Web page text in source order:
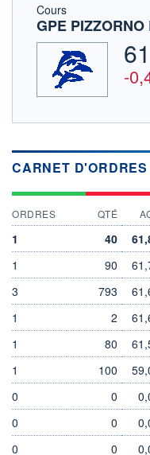
Cours
GPE PIZZORNO
-
EURONEXT PARIS
Cotation sur les autres
11h06
Services de traitement
d'élimination des
OUVERTURE
62,0000
62,1000
CARNET D'ORDRES
ORDRES QTÉ
1 40
1
90
3
793
1
2
1
80
1
100
0
0
0
0
0
0